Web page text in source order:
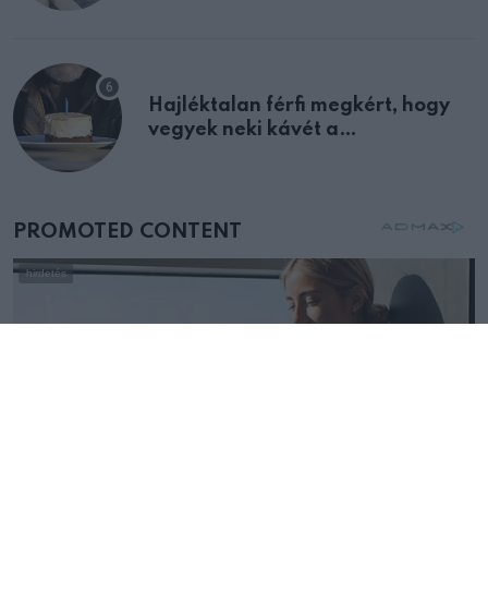
Hajléktalan férfi megkért, hogy
vegyek neki kávét a